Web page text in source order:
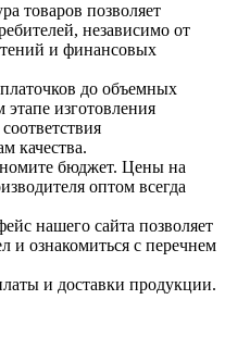
товаров позволяет
независимо от
и финансовых
до объемных
изготовления
качества.
бюджет. Цены на
оптом всегда
нашего сайта позволяет
и ознакомиться с перечнем
и доставки продукции.